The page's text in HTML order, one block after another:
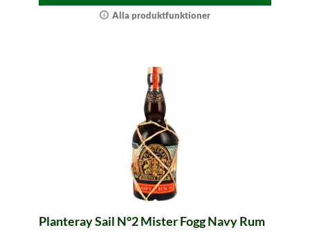
Alla produktfunktioner
Planteray Sail N°2 Mister Fogg Navy Rum